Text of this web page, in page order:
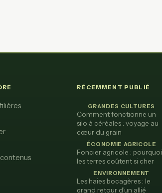
RÉCEMMENT PUBLIÉ
GRANDES CULTURES
Comment fonctionne un
silo à céréales : voyage au
cœur du grain
ÉCONOMIE AGRICOLE
Foncier agricole : pourquoi
les terres coûtent si cher
ENVIRONNEMENT
Les haies bocagères : le
grand retour d'un allié